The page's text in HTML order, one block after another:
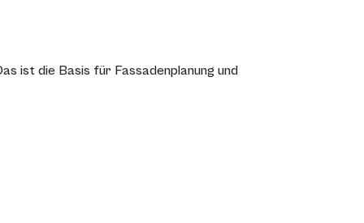
ist die Basis für Fassadenplanung und